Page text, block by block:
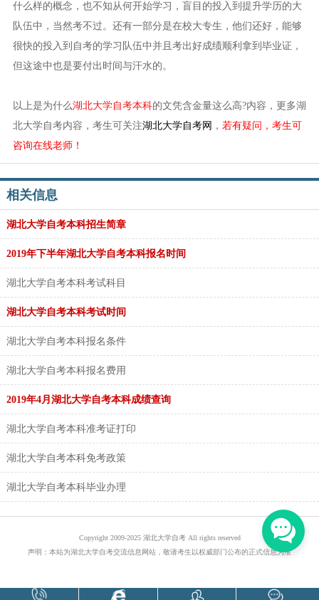
什么样的概念，也不知从何开始学习，盲目的投入到提升学历的大
队伍中，当然考不过。还有一部分是在校大专生，他们还好，能够
很快的投入到自考的学习队伍中并且考出好成绩顺利拿到毕业证，
但这途中也是要付出时间与汗水的。
以上是为什么湖北大学自考本科的文凭含金量这么高?内容，更多湖
北大学自考内容，考生可关注湖北大学自考网 ， 若有疑问，考生可
咨询在线老师！
相关信息
湖北大学自考本科招生简章
2019年下半年湖北大学自考本科报名时间
湖北大学自考本科考试科目
湖北大学自考本科考试时间
湖北大学自考本科报名条件
湖北大学自考本科报名费用
2019年4月湖北大学自考本科成绩查询
湖北大学自考本科准考证打印
湖北大学自考本科免考政策
湖北大学自考本科毕业办理
Copyright 2009-2025 湖北大学自考 All rights reserved
声明：本站为湖北大学自考交流信息网站，敬请考生以权威部门公布的正式信息为准